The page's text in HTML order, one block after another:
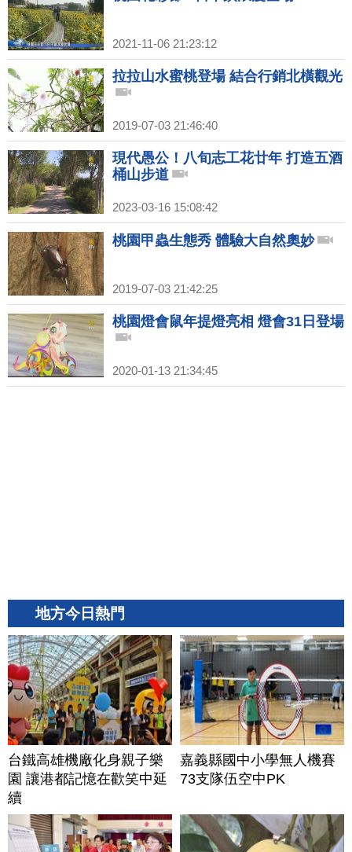
2021-11-06 21:23:12
拉拉山水蜜桃登場 結合行銷北橫觀光
2019-07-03 21:46:40
現代愚公！八旬志工花廿年 打造五酒
桶山步道
2023-03-16 15:08:42
桃園甲蟲生態秀 體驗大自然奧妙
2019-07-03 21:42:25
桃園燈會鼠年提燈亮相 燈會31日登場
2020-01-13 21:34:45
地方今日熱門
台鐵高雄機廠化身親子樂
園 讓港都記憶在歡笑中延
續
嘉義縣國中小學無人機賽
73支隊伍空中PK